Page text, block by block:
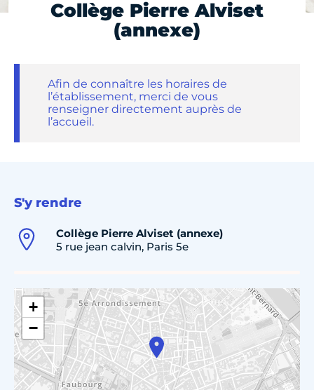
Collège Pierre Alviset
(annexe)
Afin de connaître les horaires de
l’établissement, merci de vous
renseigner directement auprès de
l’accueil.
S'y rendre
Collège Pierre Alviset (annexe)
5 rue jean calvin, Paris 5e
+
−